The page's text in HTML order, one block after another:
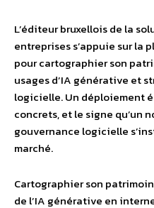
L’éditeur bruxellois de la
entreprises s’appuie sur la
pour cartographier son
usages d’IA générative et
logicielle. Un déploiement
concrets, et le signe qu’un
gouvernance logicielle
marché.
Cartographier son
de l’IA générative en